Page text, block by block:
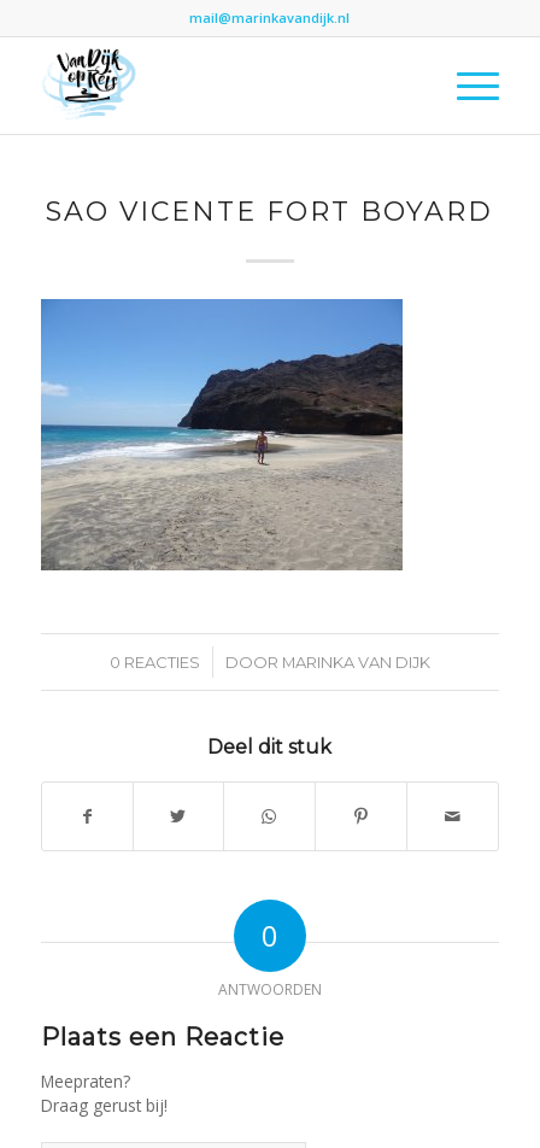
mail@marinkavandijk.nl
SAO VICENTE FORT BOYARD
0 REACTIES
/ DOOR MARINKA VAN DIJK
Deel dit stuk
0
ANTWOORDEN
Plaats een Reactie
Meepraten?
Draag gerust bij!